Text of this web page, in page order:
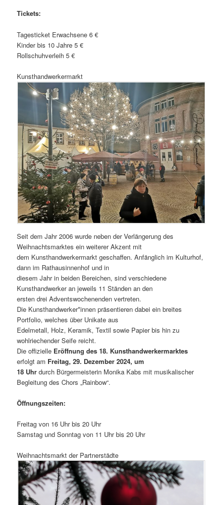
Tickets:
Tagesticket Erwachsene 6 €
Kinder bis 10 Jahre 5 €
Rollschuhverleih 5 €
Kunsthandwerkermarkt
Seit dem Jahr 2006 wurde neben der Verlängerung des
Weihnachtsmarktes ein weiterer Akzent mit
dem Kunsthandwerkermarkt geschaffen. Anfänglich im Kulturhof,
dann im Rathausinnenhof und in
diesem Jahr in beiden Bereichen, sind verschiedene
Kunsthandwerker an jeweils 11 Ständen an den
ersten drei Adventswochenenden vertreten.
Die Kunsthandwerker*innen präsentieren dabei ein breites
Portfolio, welches über Unikate aus
Edelmetall, Holz, Keramik, Textil sowie Papier bis hin zu
wohlriechender Seife reicht.
Die offizielle Eröffnung des 18. Kunsthandwerkermarktes
erfolgt am Freitag, 29. Dezember 2024, um
18 Uhr durch Bürgermeisterin Monika Kabs mit musikalischer
Begleitung des Chors „Rainbow“.
Öffnungszeiten:
Freitag von 16 Uhr bis 20 Uhr
Samstag und Sonntag von 11 Uhr bis 20 Uhr
Weihnachtsmarkt der Partnerstädte